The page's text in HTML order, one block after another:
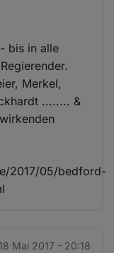
bis in alle
Merkel,
........ &
2017/05/bedford-
Mai 2017 - 20:18